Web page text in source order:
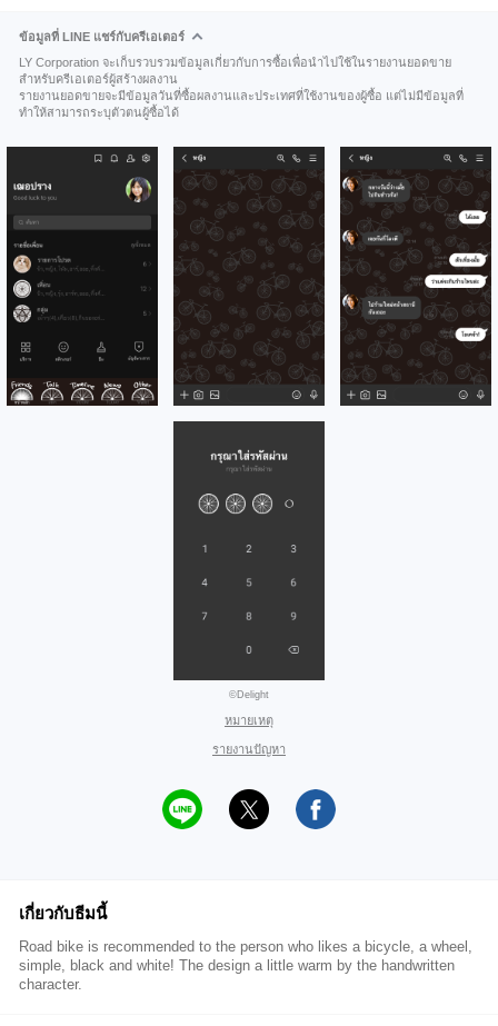
ข้อมูลที่ LINE แชร์กับครีเอเตอร์
LY Corporation จะเก็บรวบรวมข้อมูลเกี่ยวกับการซื้อเพื่อนำไปใช้ในรายงานยอดขาย
สำหรับครีเอเตอร์ผู้สร้างผลงาน
รายงานยอดขายจะมีข้อมูลวันที่ซื้อผลงานและประเทศที่ใช้งานของผู้ซื้อ แต่ไม่มีข้อมูลที่
ทำให้สามารถระบุตัวตนผู้ซื้อได้
©Delight
หมายเหตุ
รายงานปัญหา
เกี่ยวกับธีมนี้
Road bike is recommended to the person who likes a bicycle, a wheel,
simple, black and white! The design a little warm by the handwritten
character.